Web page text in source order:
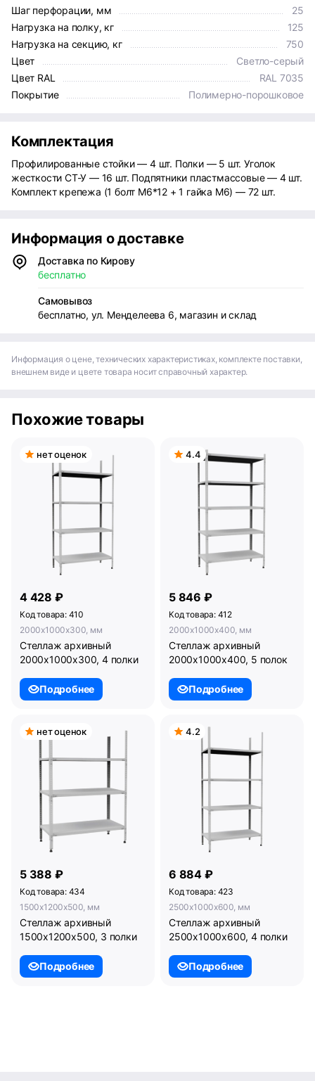
Шаг перфорации, мм
25
Нагрузка на полку, кг
125
Нагрузка на секцию, кг
750
Цвет
Светло-серый
Цвет RAL
RAL 7035
Покрытие
Полимерно-порошковое
Комплектация
Профилированные стойки — 4 шт. Полки — 5 шт. Уголок
жесткости СТ-У — 16 шт. Подпятники пластмассовые — 4 шт.
Комплект крепежа (1 болт М6*12 + 1 гайка М6) — 72 шт.
Информация о доставке
Доставка по Кирову
бесплатно
Самовывоз
бесплатно, ул. Менделеева 6, магазин и склад
Информация о цене, технических характеристиках, комплекте поставки,
внешнем виде и цвете товара носит справочный характер.
Похожие товары
нет оценок
4 428 ₽
Код товара: 410
2000x1000x300, мм
Стеллаж архивный
2000х1000х300, 4 полки
Подробнее
4.4
5 846 ₽
Код товара: 412
2000x1000x400, мм
Стеллаж архивный
2000х1000х400, 5 полок
Подробнее
нет оценок
5 388 ₽
Код товара: 434
1500x1200x500, мм
Стеллаж архивный
1500х1200х500, 3 полки
Подробнее
4.2
6 884 ₽
Код товара: 423
2500x1000x600, мм
Стеллаж архивный
2500х1000х600, 4 полки
Подробнее